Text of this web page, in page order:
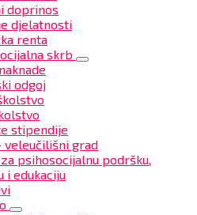
doprinos
djelatnosti
renta
skrb
odgoj
stipendije
veleučilišni grad
psihosocijalnu podršku,
i edukaciju